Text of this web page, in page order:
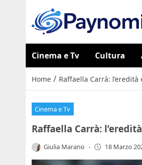
Cinema e Tv Cultura
Home / Raffaella Carrà:
Cinema e Tv
Raffaella Carrà:
Giulia Marano - 18 Marzo